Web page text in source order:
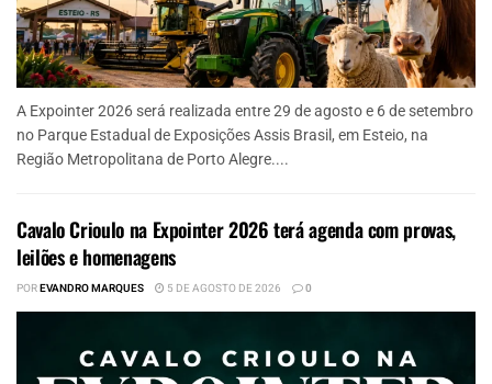
A Expointer 2026 será realizada entre 29 de agosto e 6 de setembro
no Parque Estadual de Exposições Assis Brasil, em Esteio, na
Região Metropolitana de Porto Alegre....
Cavalo Crioulo na Expointer 2026 terá agenda com provas,
leilões e homenagens
POREVANDRO MARQUES 5 DE AGOSTO DE 2026 0